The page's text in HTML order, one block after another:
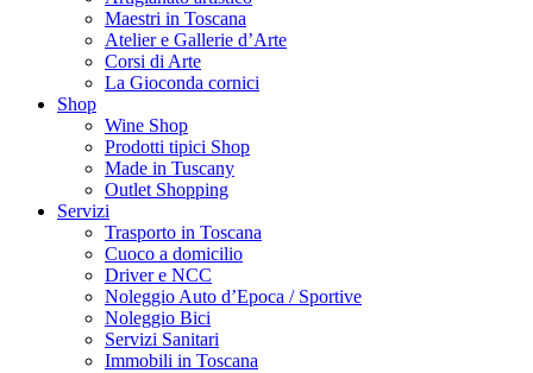
Maestri in Toscana
Atelier e Gallerie d’Arte
Corsi di Arte
La Gioconda cornici
Shop
Wine Shop
Prodotti tipici Shop
Made in Tuscany
Outlet Shopping
Servizi
Trasporto in Toscana
Cuoco a domicilio
Driver e NCC
Noleggio Auto d’Epoca / Sportive
Noleggio Bici
Servizi Sanitari
Immobili in Toscana